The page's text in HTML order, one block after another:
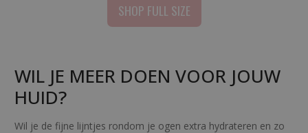
SHOP FULL SIZE
WIL JE MEER DOEN VOOR JOUW
HUID?
Wil je de fijne lijntjes rondom je ogen extra hydrateren en zo